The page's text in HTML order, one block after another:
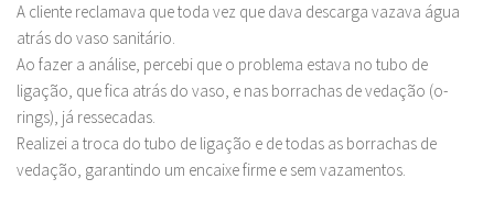
A cliente reclamava que toda vez que dava descarga vazava água
atrás do vaso sanitário.
Ao fazer a análise, percebi que o problema estava no tubo de
ligação, que fica atrás do vaso, e nas borrachas de vedação (o-
rings), já ressecadas.
Realizei a troca do tubo de ligação e de todas as borrachas de
vedação, garantindo um encaixe firme e sem vazamentos.